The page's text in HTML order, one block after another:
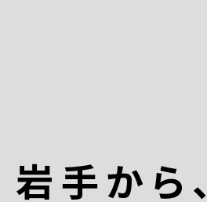
岩手から、